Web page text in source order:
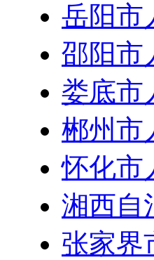
岳阳市
邵阳市
娄底市
郴州市
怀化市
湘西自
张家界